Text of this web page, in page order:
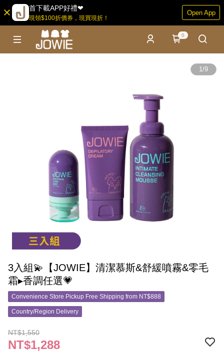
首下載APP好禮❤
現領$100折價券，現買現折！
Open App
0
1/9
3入組💫【JOWIE】清潔慕斯&舒緩噴霧&零毛
霜▸香調任選💗
Convenience Store Pickup Free Shipping from NT$888
Country/Region Delivery
NT$1,550
NT$1,288